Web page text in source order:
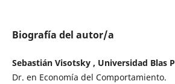
Biografía del autor/a
Sebastián Visotsky , Universidad Blas
Dr. en Economía del Comportamiento.